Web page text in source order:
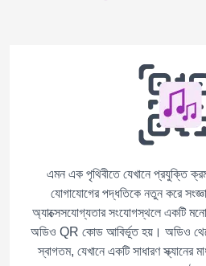
এমন এক পৃথিবীতে যেখানে প্রযুক্তি
যোগাযোগের পদ্ধতিকে নতুন করে
অ্যাক্সেসযোগ্যতার সংযোগস্থলে একটি
অডিও QR কোড আবির্ভূত হয়। অডিও
স্বাগতম, যেখানে একটি সাধারণ স্ক্যানের